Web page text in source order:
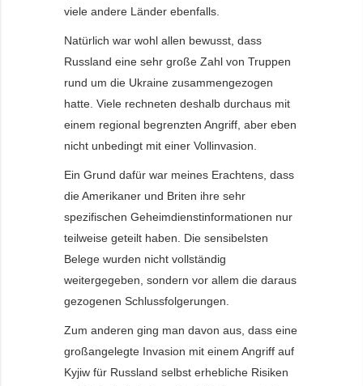
viele andere Länder ebenfalls.
Natürlich war wohl allen bewusst, dass
Russland eine sehr große Zahl von Truppen
rund um die Ukraine zusammengezogen
hatte. Viele rechneten deshalb durchaus mit
einem regional begrenzten Angriff, aber eben
nicht unbedingt mit einer Vollinvasion.
Ein Grund dafür war meines Erachtens, dass
die Amerikaner und Briten ihre sehr
spezifischen Geheimdienstinformationen nur
teilweise geteilt haben. Die sensibelsten
Belege wurden nicht vollständig
weitergegeben, sondern vor allem die daraus
gezogenen Schlussfolgerungen.
Zum anderen ging man davon aus, dass eine
großangelegte Invasion mit einem Angriff auf
Kyjiw für Russland selbst erhebliche Risiken